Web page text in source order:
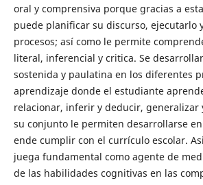
oral y comprensiva porque gracias a
puede planificar su discurso, ejecutarlo
procesos; así como le permite
literal, inferencial y critica. Se
sostenida y paulatina en los diferentes
aprendizaje donde el estudiante
relacionar, inferir y deducir, generalizar
su conjunto le permiten desarrollarse
ende cumplir con el currículo escolar.
juega fundamental como agente de
de las habilidades cognitivas en las